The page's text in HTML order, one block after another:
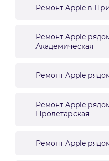
Ремонт Apple в
Ремонт Apple
Академическая
Ремонт Apple
Ремонт Apple
Пролетарская
Ремонт Apple